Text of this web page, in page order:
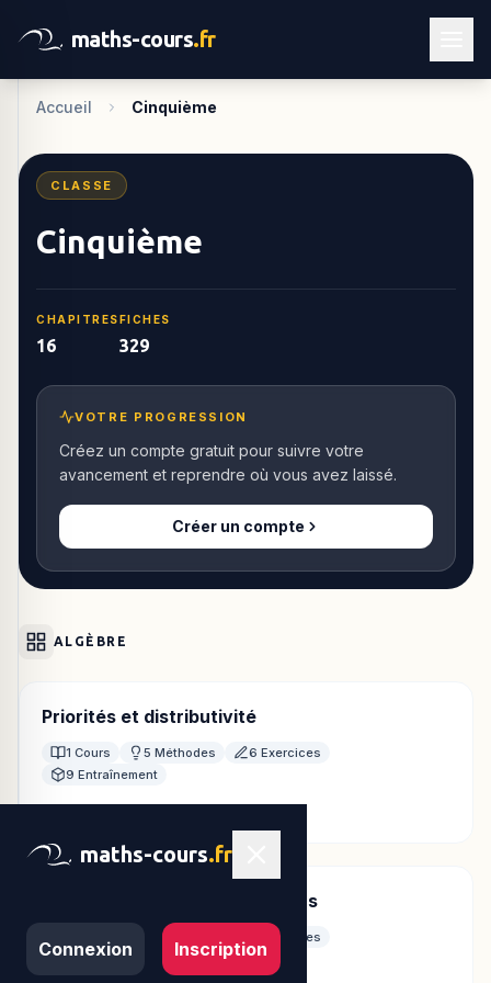
maths-cours.fr
maths-cours.fr
Connexion Inscription
Accueil Cinquième
CLASSE
Cinquième
CHAPITRES
16
FICHES
329
VOTRE PROGRESSION
Créez un compte gratuit pour suivre votre
avancement et reprendre où vous avez laissé.
Créer un compte
ALGÈBRE
Priorités et distributivité
1 Cours 5 Méthodes
6 Exercices
9 Entraînement
Divisibilité et nombres premiers
6 Méthodes
5 Exercices
8 Entraînement